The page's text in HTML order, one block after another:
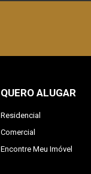
QUERO ALUGAR
Residencial
Comercial
Encontre Meu Imóvel